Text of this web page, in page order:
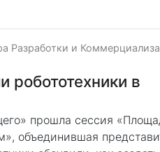
Разработки и
робототехники в
прошла сессия
объединившая